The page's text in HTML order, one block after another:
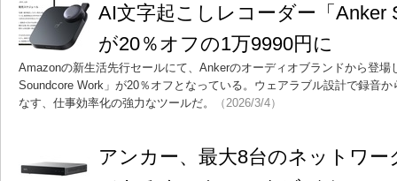
AI文字起こしレコーダー「Anker
が20％オフの1万9990円に
Amazonの新生活先行セールにて、Ankerのオーディオブランドから登
Soundcore Work」が20％オフとなっている。ウェアラブル設計で録音
なす、仕事効率化の強力なツールだ。
（2026/3/4）
アンカー、最大8台のネットワ